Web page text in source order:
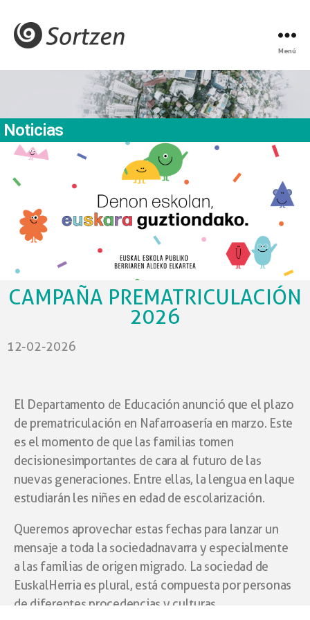
Menú
Noticias
CAMPAÑA PREMATRICULACIÓN
2026
12-02-2026
El Departamento de Educación anunció que el plazo
de prematriculación en Nafarroa sería en marzo. Este
es el momento de que las familias tomen
decisiones importantes de cara al futuro de las
nuevas generaciones. Entre ellas, la lengua en la que
estudiarán les niñes en edad de escolarización.
Queremos aprovechar estas fechas para lanzar un
mensaje a toda la sociedad navarra y especialmente
a las familias de origen migrado. La sociedad de
Euskal Herria es plural, está compuesta por personas
de diferentes procedencias y culturas.